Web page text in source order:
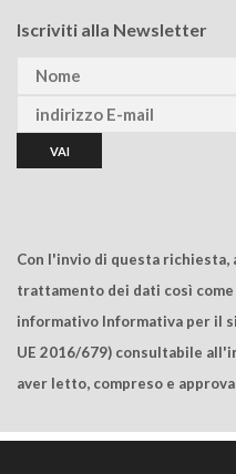
Iscriviti alla Newsletter
Con l'invio di questa
trattamento dei dati così
informativo Informativa per il
UE 2016/679) consultabile
aver letto, compreso e